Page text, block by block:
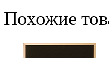
Похожие